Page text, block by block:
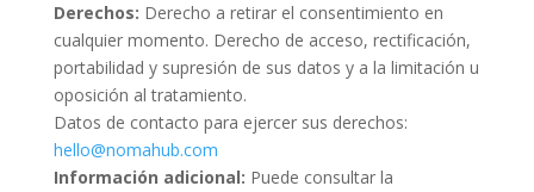
Derechos: Derecho a retirar el consentimiento en
cualquier momento. Derecho de acceso, rectificación,
portabilidad y supresión de sus datos y a la limitación u
oposición al tratamiento.
Datos de contacto para ejercer sus derechos:
hello@nomahub.com
Información adicional: Puede consultar la